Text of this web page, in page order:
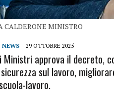
CALDERONE MINISTRO
NEWS 29 OTTOBRE 2025
Ministri approva il decreto,
sul lavoro,
lavoro.